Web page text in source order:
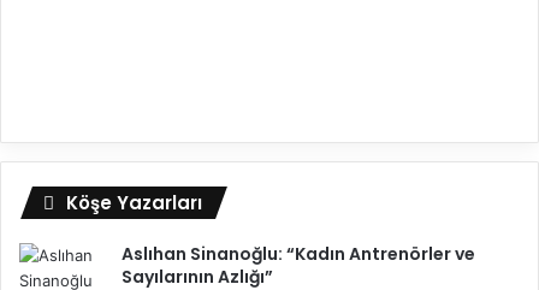
Köşe Yazarları
Aslıhan Sinanoğlu: “Kadın Antrenörler ve
Sayılarının Azlığı”